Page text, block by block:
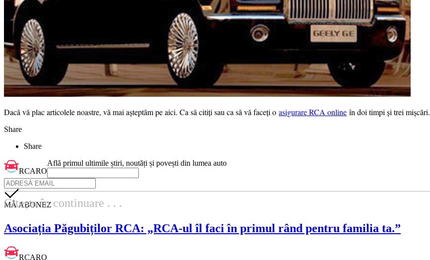
Dacă vă plac articolele noastre, vă mai așteptăm pe aici. Ca să citiți sau ca să vă faceți o asigurare RCA online în doi timpi și trei mișcări.
Share
Share
RCARO
Află primul ultimile știri, noutăți și povești din lumea auto
MĂ ABONEZ
Citește în continuare . . .
Asociația Păgubiților RCA: „RCA-ul îl faci în primul rând pentru familia ta.”
RCARO